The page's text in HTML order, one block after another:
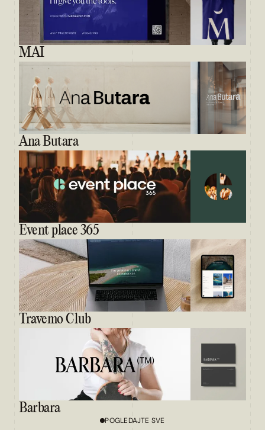
MAI
Ana Butara
Event place 365
Travemo Club
Barbara
POGLEDAJTE SVE